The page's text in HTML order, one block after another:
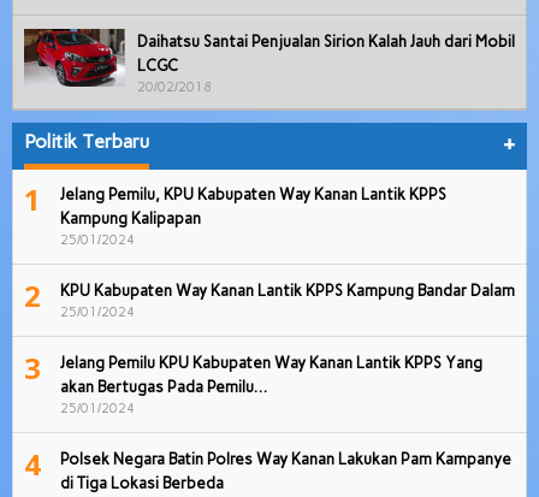
Daihatsu Santai Penjualan Sirion Kalah Jauh dari Mobil
LCGC
20/02/2018
Politik Terbaru +
1
Jelang Pemilu, KPU Kabupaten Way Kanan Lantik KPPS
Kampung Kalipapan
25/01/2024
2 KPU Kabupaten Way Kanan Lantik KPPS Kampung Bandar Dalam
25/01/2024
3
Jelang Pemilu KPU Kabupaten Way Kanan Lantik KPPS Yang
akan Bertugas Pada Pemilu…
25/01/2024
4
Polsek Negara Batin Polres Way Kanan Lakukan Pam Kampanye
di Tiga Lokasi Berbeda